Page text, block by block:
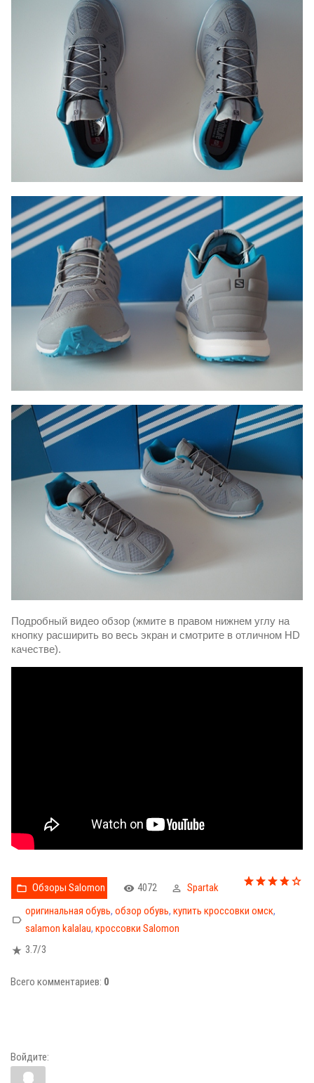
Подробный видео обзор (жмите в правом нижнем углу на
кнопку расширить во весь экран и смотрите в отличном HD
качестве).
Обзоры Salomon 4072
Spartak
оригинальная обувь, обзор обувь, купить кроссовки омск,
salamon kalalau, кроссовки Salomon
3.7/3
Всего комментариев: 0
Войдите: